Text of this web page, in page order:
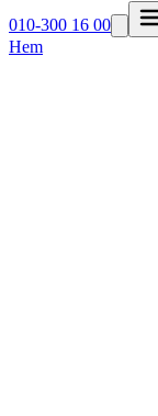
010-300 16 00
Hem